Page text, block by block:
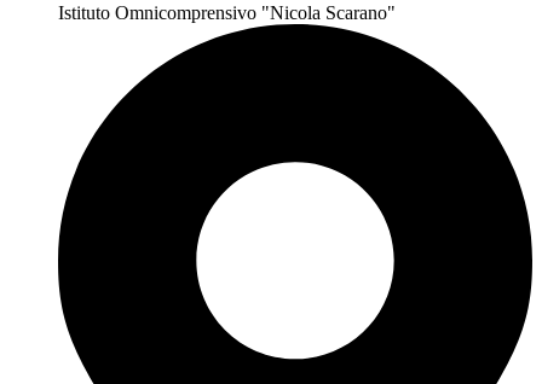
Istituto Omnicomprensivo "Nicola Scarano"